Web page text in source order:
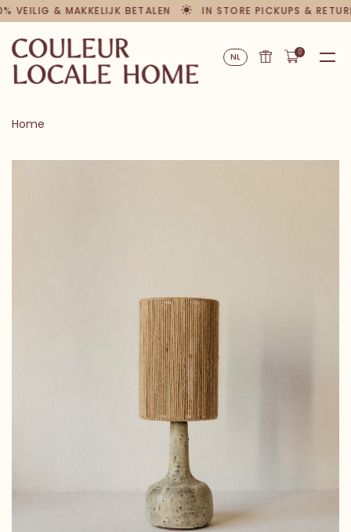
VEILIG & MAKKELIJK BETALEN IN STORE PICKUPS &
NL 0
Home